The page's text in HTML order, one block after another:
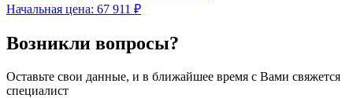
Начальная цена: 67 911 ₽
Возникли вопросы?
Оставьте свои данные, и в ближайшее время с Вами свяжется
специалист